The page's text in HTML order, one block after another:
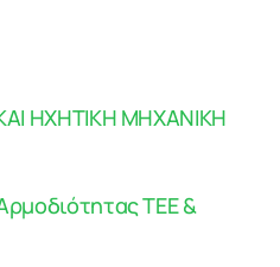
ΗΧΗΤΙΚΗ ΜΗΧΑΝΙΚΗ
ΤΕΕ &